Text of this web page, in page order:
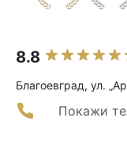
8.8
Благоевград, ул.
Покажи